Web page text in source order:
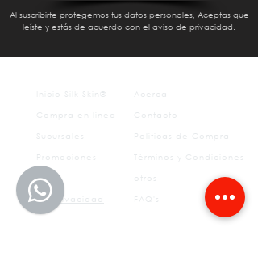
Al suscribirte protegemos tus datos personales, Aceptas que
leíste y estás de acuerdo con el aviso de privacidad.
Inicio Silk Skin®
Compra en línea
Sucursales
Promociones
Aviso
de
privacidad
Acerca
Contacto
Políticas de Compra
Términos y Condiciones
otros
FAQ's